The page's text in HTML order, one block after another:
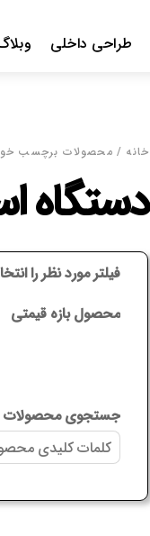
طراحی داخلی
خانه / محصولات برچسب
دستگاه
فیلتر مورد نظر را
محصول بازه قیمتی
جستجوی محصولات